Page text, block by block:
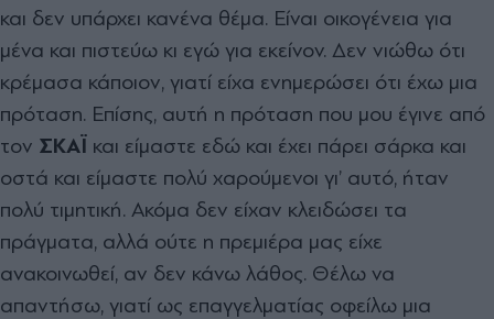
και δεν υπάρχει κανένα θέµα. Είναι οικογένεια για
µένα και πιστεύω κι εγώ για εκείνον. ∆εν νιώθω ότι
κρέµασα κάποιον, γιατί είχα ενηµερώσει ότι έχω µια
πρόταση. Επίσης, αυτή η πρόταση που µου έγινε από
τον ΣΚΑΪ και είµαστε εδώ και έχει πάρει σάρκα και
οστά και είµαστε πολύ χαρούµενοι γι’ αυτό, ήταν
πολύ τιµητική. Ακόµα δεν είχαν κλειδώσει τα
πράγµατα, αλλά ούτε η πρεµιέρα µας είχε
ανακοινωθεί, αν δεν κάνω λάθος. Θέλω να
απαντήσω, γιατί ως επαγγελµατίας οφείλω µια